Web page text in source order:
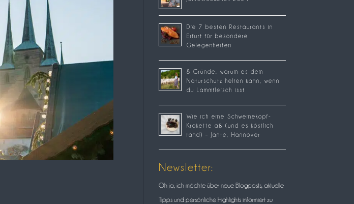
Die 7 besten Restaurants in
Erfurt für besondere
Gelegenheiten
8 Gründe, warum es dem
Naturschutz helfen kann, wenn
du Lammfleisch isst
Wie ich eine Schweinekopf-
Krokette aß (und es köstlich
fand) – Jante, Hannover
Newsletter:
Oh ja, ich möchte über neue Blogposts, aktuelle
Tipps und persönliche Highlights informiert zu